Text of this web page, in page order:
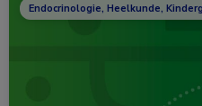
Endocrinologie, Heelkunde,